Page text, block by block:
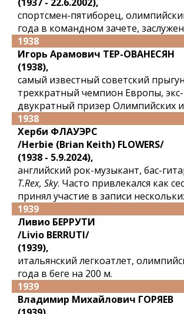
спортсмен-пятиборец,
года в командном зачете,
1938
Игорь Арамович ТЕР-ОВАНЕСЯН
(1938),
самый известный советский
трехкратный чемпион Европы,
двукратный призер Олимпийских
1938
Херби ФЛАУЭРС
/Herbie (Brian Keith) FLOWERS/
(1938 - 5.9.2024),
английский рок-музыкант, бас-
T.Rex, Sky. Часто привлекался как
принял участие в записи
1939
Ливио БЕРРУТИ
/Livio BERRUTI/
(1939),
итальянский легкоатлет,
года в беге на 200 м.
1939
Владимир Михайлович ГОРЯЕВ